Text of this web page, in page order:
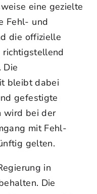
eine gezielte
Fehl- und
die offizielle
Die
bleibt dabei
gefestigte
wird bei der
mit Fehl-
gelten.
in
Die